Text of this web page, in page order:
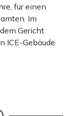
für einen
Im
Gericht
ICE-Gebäude